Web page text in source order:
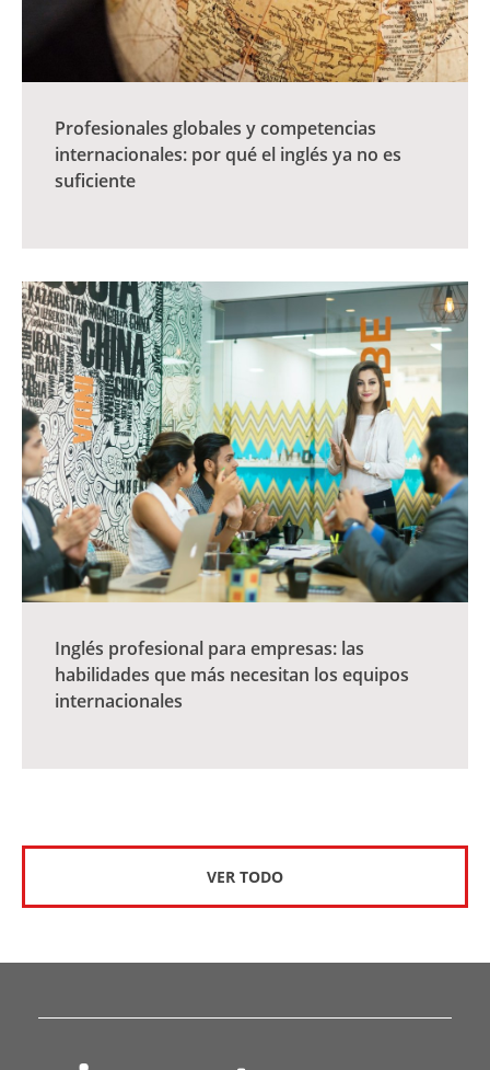
Profesionales globales y competencias
internacionales: por qué el inglés ya no es
suficiente
Inglés profesional para empresas: las
habilidades que más necesitan los equipos
internacionales
VER TODO